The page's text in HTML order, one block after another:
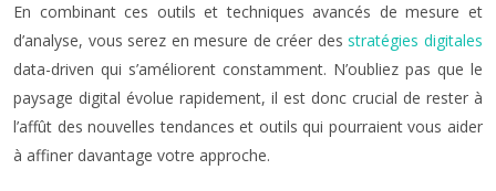
En combinant ces outils et techniques avancés de mesure et
d’analyse, vous serez en mesure de créer desstratégies digitales
data-driven qui s’améliorent constamment. N’oubliez pas que le
paysage digital évolue rapidement, il est donc crucial de rester à
l’affût des nouvelles tendances et outils qui pourraient vous aider
à affiner davantage votre approche.